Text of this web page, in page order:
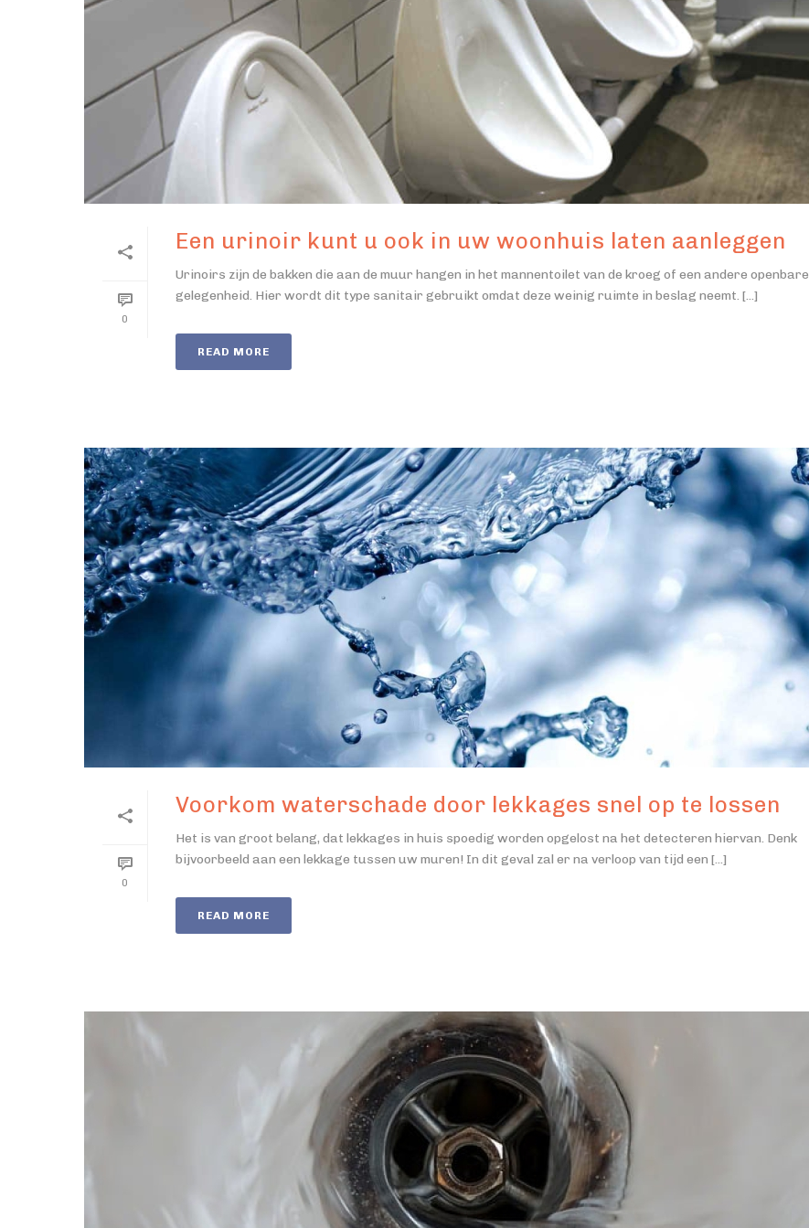
0
Een urinoir kunt u ook in uw woonhuis laten aanleggen
Urinoirs zijn de bakken die aan de muur hangen in het mannentoilet van de kroeg of een andere openbare
gelegenheid. Hier wordt dit type sanitair gebruikt omdat deze weinig ruimte in beslag neemt. [...]
READ MORE
0
Voorkom waterschade door lekkages snel op te lossen
Het is van groot belang, dat lekkages in huis spoedig worden opgelost na het detecteren hiervan. Denk
bijvoorbeeld aan een lekkage tussen uw muren! In dit geval zal er na verloop van tijd een [...]
READ MORE